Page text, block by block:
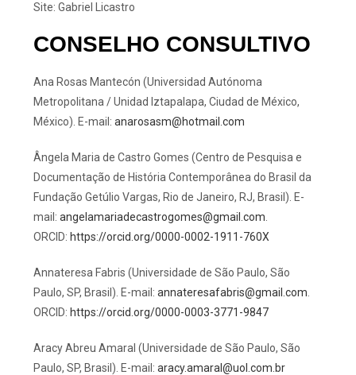
Site: Gabriel Licastro
CONSELHO CONSULTIVO
Ana Rosas Mantecón (Universidad Autónoma
Metropolitana / Unidad Iztapalapa, Ciudad de México,
México). E-mail:anarosasm@hotmail.com
Ângela Maria de Castro Gomes (Centro de Pesquisa e
Documentação de História Contemporânea do Brasil da
Fundação Getúlio Vargas, Rio de Janeiro, RJ, Brasil). E-
mail:angelamariadecastrogomes@gmail.com
ORCID: https://orcid.org/0000-0002-1911-760X
Annateresa Fabris (Universidade de São Paulo, São
Paulo, SP, Brasil). E-mail:annateresafabris@gmail.com
ORCID: https://orcid.org/0000-0003-3771-9847
Aracy Abreu Amaral (Universidade de São Paulo, São
Paulo, SP, Brasil). E-mail:aracy.amaral@uol.com.br